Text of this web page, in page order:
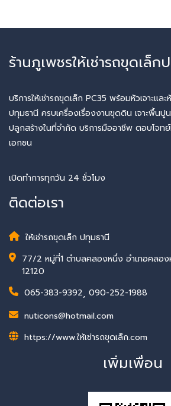
ร้านภูเพชรให้เช่ารถขุดเล็ก
บริการให้เช่ารถขุดเล็ก PC35 พร้อมหัวเจาะแล
ปทุมธานี ครบเครื่องเรื่องงานขุดดิน เจาะพื้นปู
ปลูกสร้างในที่จำกัด บริการมืออาชีพ ตอบโจท
เอกชน
เปิดทำการทุกวัน 24 ชั่วโมง
ติดต่อเรา
ให้เช่ารถขุดเล็ก ปทุมธานี
77/2 หมู่ที่1 ตำบลคลองหนึ่ง อำเภอคลอ
12120
065-383-9392, 090-252-1988
nuticons@hotmail.com
https://www.ให้เช่ารถขุดเล็ก.com
เพิ่มเพื่อน